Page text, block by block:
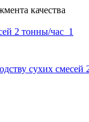
качества